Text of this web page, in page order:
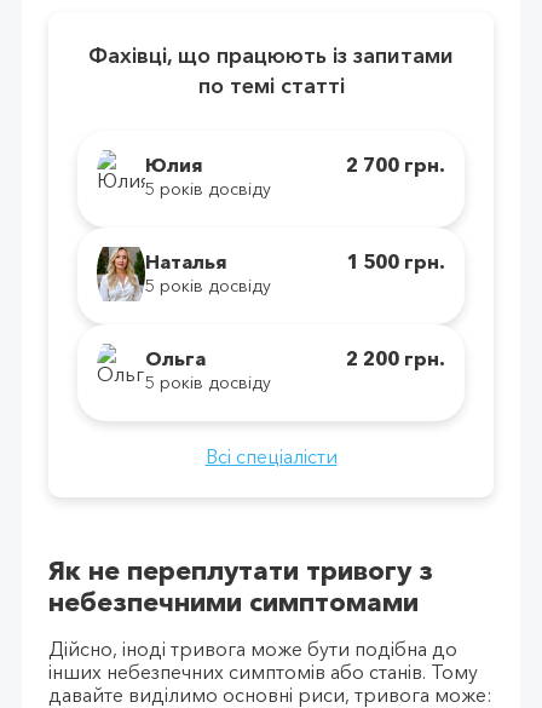
Фахівці, що працюють із запитами
по темі статті
Юлия 2 700 грн.
5 років досвіду
Наталья 1 500 грн.
5 років досвіду
Ольга 2 200 грн.
5 років досвіду
Всі спеціалісти
Як не переплутати тривогу з
небезпечними симптомами
Дійсно, іноді тривога може бути подібна до
інших небезпечних симптомів або станів. Тому
давайте виділимо основні риси, тривога може: